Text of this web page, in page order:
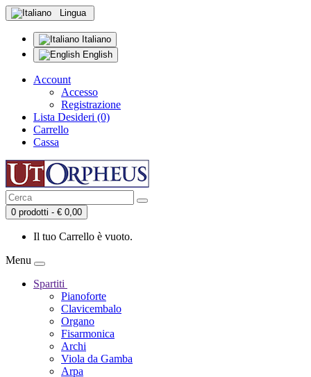
Lingua
Italiano
English
Account
Accesso
Registrazione
Lista Desideri (0)
Carrello
Cassa
0 prodotti - € 0,00
Il tuo Carrello è vuoto.
Menu
Spartiti
Pianoforte
Clavicembalo
Organo
Fisarmonica
Archi
Viola da Gamba
Arpa